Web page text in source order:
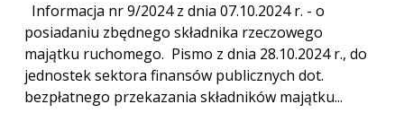
Informacja nr 9/2024 z dnia 07.10.2024 r. - o
posiadaniu zbędnego składnika rzeczowego
majątku ruchomego. Pismo z dnia 28.10.2024 r., do
jednostek sektora finansów publicznych dot.
bezpłatnego przekazania składników majątku...